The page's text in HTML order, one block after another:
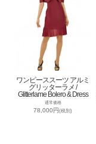
ワンピーススーツ アルミ
グリッターラメ /
Glitterlame Bolero & Dress
通常価格
78,000円(税別)